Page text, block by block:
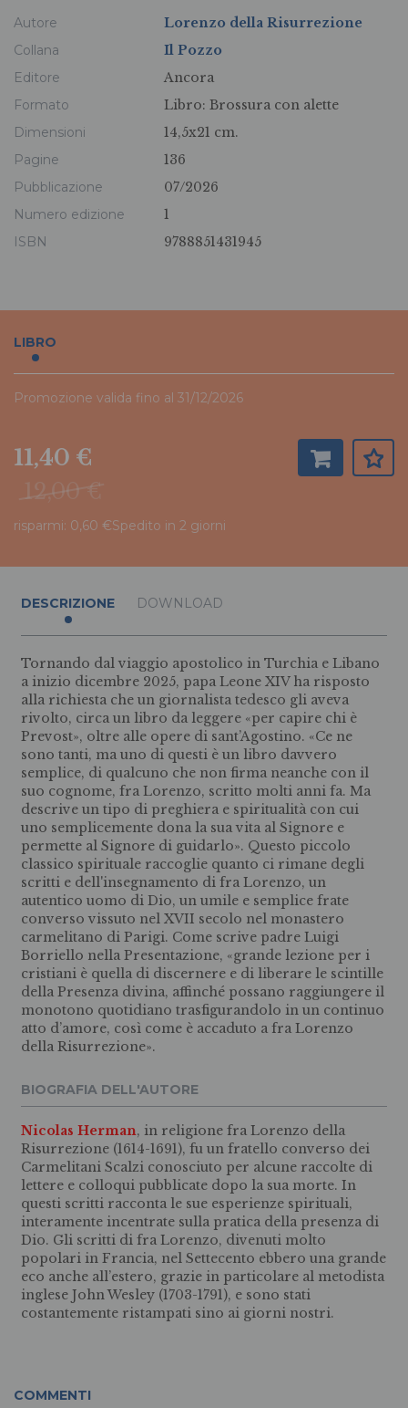
Autore
Lorenzo della Risurrezione
Collana
Il Pozzo
Editore
Ancora
Formato
Libro: Brossura con alette
Dimensioni
14,5x21 cm.
Pagine
136
Pubblicazione
07/2026
Numero edizione
1
ISBN
9788851431945
LIBRO
Promozione valida fino al 31/12/2026
12,00 €
11,40 €
risparmi: 0,60 €Spedito in 2 giorni
DESCRIZIONE DOWNLOAD
Tornando dal viaggio apostolico in Turchia e Libano
a inizio dicembre 2025, papa Leone XIV ha risposto
alla richiesta che un giornalista tedesco gli aveva
rivolto, circa un libro da leggere «per capire chi è
Prevost», oltre alle opere di sant’Agostino. «Ce ne
sono tanti, ma uno di questi è un libro davvero
semplice, di qualcuno che non firma neanche con il
suo cognome, fra Lorenzo, scritto molti anni fa. Ma
descrive un tipo di preghiera e spiritualità con cui
uno semplicemente dona la sua vita al Signore e
permette al Signore di guidarlo». Questo piccolo
classico spirituale raccoglie quanto ci rimane degli
scritti e dell'insegnamento di fra Lorenzo, un
autentico uomo di Dio, un umile e semplice frate
converso vissuto nel XVII secolo nel monastero
carmelitano di Parigi. Come scrive padre Luigi
Borriello nella Presentazione, «grande lezione per i
cristiani è quella di discernere e di liberare le scintille
della Presenza divina, affinché possano raggiungere il
monotono quotidiano trasfigurandolo in un continuo
atto d’amore, così come è accaduto a fra Lorenzo
della Risurrezione».
BIOGRAFIA DELL'AUTORE
Nicolas Herman, in religione fra Lorenzo della
Risurrezione (1614-1691), fu un fratello converso dei
Carmelitani Scalzi conosciuto per alcune raccolte di
lettere e colloqui pubblicate dopo la sua morte. In
questi scritti racconta le sue esperienze spirituali,
interamente incentrate sulla pratica della presenza di
Dio. Gli scritti di fra Lorenzo, divenuti molto
popolari in Francia, nel Settecento ebbero una grande
eco anche all’estero, grazie in particolare al metodista
inglese John Wesley (1703-1791), e sono stati
costantemente ristampati sino ai giorni nostri.
COMMENTI